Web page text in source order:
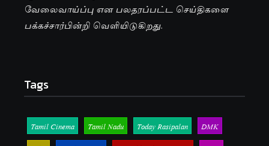
வேலைவாய்ப்பு என பலதரப்பட்ட செய்திகளை
பக்கச்சார்பின்றி வெளியிடுகிறது.
Tags
Tamil Cinema Tamil Nadu Today Rasipalan
DMK